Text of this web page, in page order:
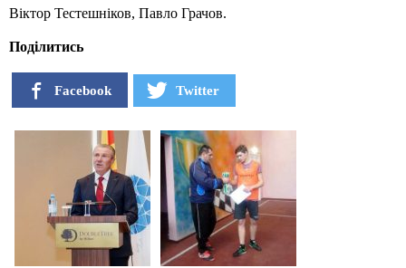
Віктор Тестешніков, Павло Грачов.
Поділитись
Facebook Twitter